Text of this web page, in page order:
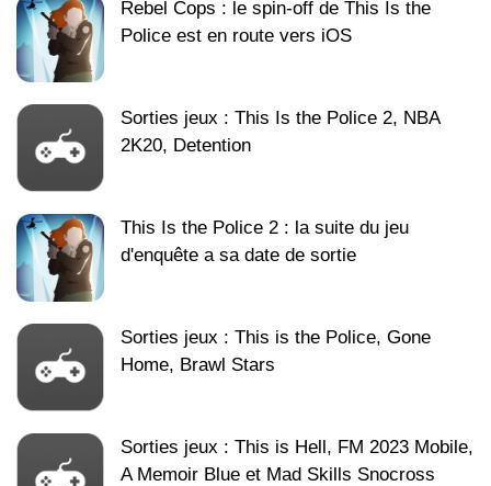
Rebel Cops : le spin-off de This Is the
Police est en route vers iOS
Sorties jeux : This Is the Police 2, NBA
2K20, Detention
This Is the Police 2 : la suite du jeu
d'enquête a sa date de sortie
Sorties jeux : This is the Police, Gone
Home, Brawl Stars
Sorties jeux : This is Hell, FM 2023 Mobile,
A Memoir Blue et Mad Skills Snocross